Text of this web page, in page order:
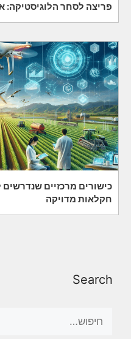
פריצה לסחר הלוגיסטיקה:
כישורים מרכזיים
חקלאות מדויקה
Search